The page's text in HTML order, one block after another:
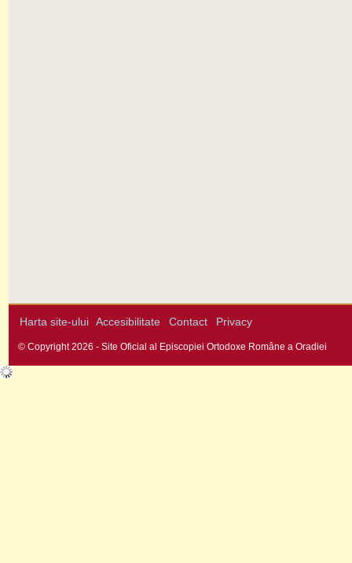
Harta site-ului Accesibilitate Contact Privacy
© Copyright 2026 - Site Oficial al Episcopiei Ortodoxe Române a Oradiei